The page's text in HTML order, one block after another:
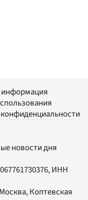
новости дня
ИНН
Коптевская